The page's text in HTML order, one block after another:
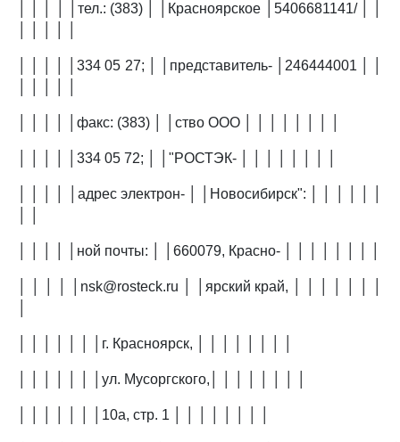
│ │ │ │ │тел.: (383) │ │Красноярское │5406681141/ │ │
│ │ │ │ │334 05 27; │ │представитель- │246444001 │ │
│ │ │ │ │факс: (383) │ │ство ООО │ │ │ │ │ │ │ │
│ │ │ │ │334 05 72; │ │"РОСТЭК- │ │ │ │ │ │ │ │
│ │ │ │ │адрес электрон- │ │Новосибирск": │ │ │ │ │ │
│ │ │ │ │ной почты: │ │660079, Красно- │ │ │ │ │ │ │ │
│ │ │ │ │nsk@rosteck.ru │ │ярский край, │ │ │ │ │ │ │
│ │ │ │ │ │ │г. Красноярск, │ │ │ │ │ │ │ │
│ │ │ │ │ │ │ул. Мусоргского,│ │ │ │ │ │ │ │
│ │ │ │ │ │ │10а, стр. 1 │ │ │ │ │ │ │ │